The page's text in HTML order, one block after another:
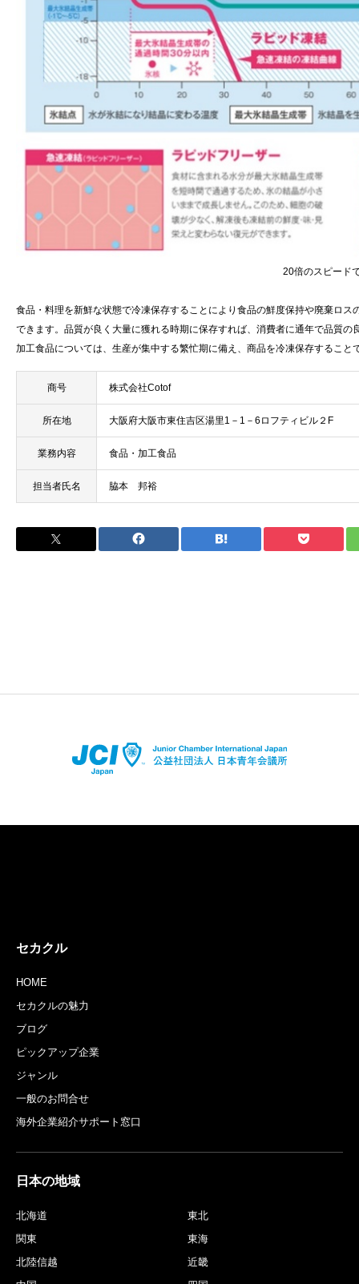
20倍のスピード
食品・料理を新鮮な状態で冷凍保存することにより食品の鮮度保持や廃棄ロ
できます。品質が良く大量に獲れる時期に保存すれば、消費者に通年で品質
加工食品については、生産が集中する繁忙期に備え、商品を冷凍保存するこ
商号 株式会社Cotof
所在地 大阪府大阪市東住吉区湯里1－1－6ロフティビル２F
業務内容 食品・加工食品
担当者氏名 脇本 邦裕
セカクル
HOME
セカクルの魅力
ブログ
ピックアップ企業
ジャンル
一般のお問合せ
海外企業紹介サポート窓口
日本の地域
北海道
東北
関東
東海
北陸信越
近畿